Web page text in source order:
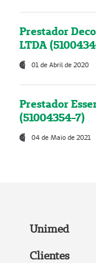
Prestador
LTDA
01 de Abril de 2020
Prestador
(51004354-7)
04 de Maio de 2021
Unimed
Clientes